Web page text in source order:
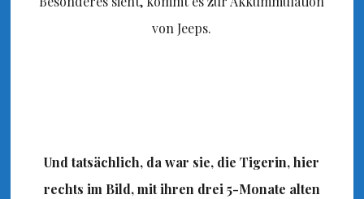
von Jeeps.
Und tatsächlich, da war sie, die Tigerin, hier
rechts im Bild, mit ihren drei 5-Monate alten